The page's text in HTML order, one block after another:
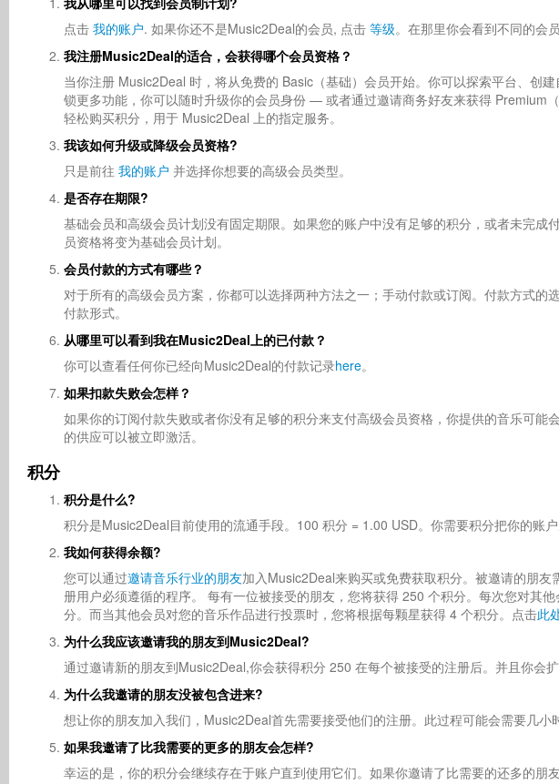
点击 我的账户. 如果你还不是Music2Deal的会员, 点击 等级。在那里你会看到不同的会
我注册Music2Deal的适合，会获得哪个会员资格？
当你注册 Music2Deal 时，将从免费的 Basic（基础）会员开始。你可以探索平台、创
锁更多功能，你可以随时升级你的会员身份 — 或者通过邀请商务好友来获得 Premium
轻松购买积分，用于 Music2Deal 上的指定服务。
我该如何升级或降级会员资格?
只是前往 我的账户 并选择你想要的高级会员类型。
是否存在期限?
基础会员和高级会员计划没有固定期限。如果您的账户中没有足够的积分，或者未完成
员资格将变为基础会员计划。
会员付款的方式有哪些？
对于所有的高级会员方案，你都可以选择两种方法之一；手动付款或订阅。付款方式的
付款形式。
从哪里可以看到我在Music2Deal上的已付款？
你可以查看任何你已经向Music2Deal的付款记录here。
如果扣款失败会怎样？
如果你的订阅付款失败或者你没有足够的积分来支付高级会员资格，你提供的音乐可
的供应可以被立即激活。
积分
积分是什么?
积分是Music2Deal目前使用的流通手段。100 积分 = 1.00 USD。你需要积分把你的账户
我如何获得余额?
您可以通过邀请音乐行业的朋友加入Music2Deal来购买或免费获取积分。被邀请的朋
册用户必须遵循的程序。 每有一位被接受的朋友，您将获得 250 个积分。每次您对其
分。而当其他会员对您的音乐作品进行投票时，您将根据每颗星获得 4 个积分。点击此
为什么我应该邀请我的朋友到Music2Deal?
通过邀请新的朋友到Music2Deal,你会获得积分 250 在每个被接受的注册后。并且你会
为什么我邀请的朋友没被包含进来?
想让你的朋友加入我们，Music2Deal首先需要接受他们的注册。此过程可能会需要几小
如果我邀请了比我需要的更多的朋友会怎样?
幸运的是，你的积分会继续存在于账户直到使用它们。如果你邀请了比需要的还多的朋